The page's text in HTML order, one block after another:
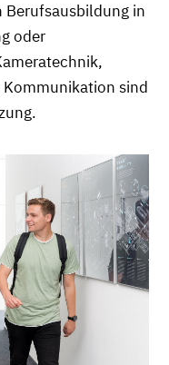
Berufsausbildung in
oder
sind